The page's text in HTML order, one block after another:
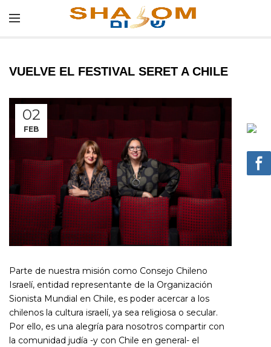
VUELVE EL FESTIVAL SERET A CHILE
02
FEB
Parte de nuestra misión como Consejo Chileno
Israelí, entidad representante de la Organización
Sionista Mundial en Chile, es poder acercar a los
chilenos la cultura israelí, ya sea religiosa o secular.
Por ello, es una alegría para nosotros compartir con
la comunidad judía -y con Chile en general- el